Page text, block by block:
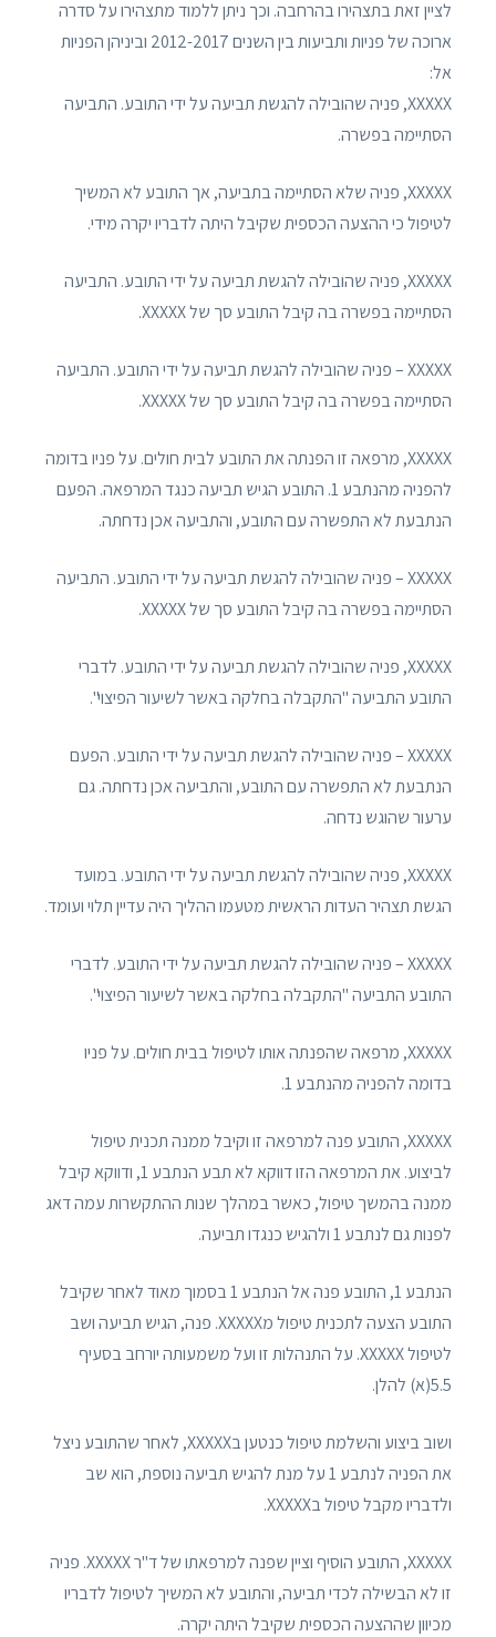
לציין זאת בתצהירו בהרחבה. וכך ניתן ללמוד מתצהירו על סדרה
ארוכה של פניות ותביעות בין השנים 2012-2017 וביניהן הפניות
אל:
XXXXX, פניה שהובילה להגשת תביעה על ידי התובע. התביעה
הסתיימה בפשרה.
XXXXX, פניה שלא הסתיימה בתביעה, אך התובע לא המשיך
לטיפול כי ההצעה הכספית שקיבל היתה לדבריו יקרה מידי.
XXXXX, פניה שהובילה להגשת תביעה על ידי התובע. התביעה
הסתיימה בפשרה בה קיבל התובע סך של XXXXX.
XXXXX – פניה שהובילה להגשת תביעה על ידי התובע. התביעה
הסתיימה בפשרה בה קיבל התובע סך של XXXXX.
XXXXX, מרפאה זו הפנתה את התובע לבית חולים. על פניו בדומה
להפניה מהנתבע 1. התובע הגיש תביעה כנגד המרפאה. הפעם
הנתבעת לא התפשרה עם התובע, והתביעה אכן נדחתה.
XXXXX – פניה שהובילה להגשת תביעה על ידי התובע. התביעה
הסתיימה בפשרה בה קיבל התובע סך של XXXXX.
XXXXX, פניה שהובילה להגשת תביעה על ידי התובע. לדברי
התובע התביעה "התקבלה בחלקה באשר לשיעור הפיצוי".
XXXXX – פניה שהובילה להגשת תביעה על ידי התובע. הפעם
הנתבעת לא התפשרה עם התובע, והתביעה אכן נדחתה. גם
ערעור שהוגש נדחה.
XXXXX, פניה שהובילה להגשת תביעה על ידי התובע. במועד
הגשת תצהיר העדות הראשית מטעמו ההליך היה עדיין תלוי ועומד.
XXXXX – פניה שהובילה להגשת תביעה על ידי התובע. לדברי
התובע התביעה "התקבלה בחלקה באשר לשיעור הפיצוי".
XXXXX, מרפאה שהפנתה אותו לטיפול בבית חולים. על פניו
בדומה להפניה מהנתבע 1.
XXXXX, התובע פנה למרפאה זו וקיבל ממנה תכנית טיפול
לביצוע. את המרפאה הזו דווקא לא תבע הנתבע 1, ודווקא קיבל
ממנה בהמשך טיפול, כאשר במהלך שנות ההתקשרות עמה דאג
לפנות גם לנתבע 1 ולהגיש כנגדו תביעה.
הנתבע 1, התובע פנה אל הנתבע 1 בסמוך מאוד לאחר שקיבל
התובע הצעה לתכנית טיפול מXXXXX. פנה, הגיש תביעה ושב
לטיפול XXXXX. על התנהלות זו ועל משמעותה יורחב בסעיף
5.5(א) להלן.
ושוב ביצוע והשלמת טיפול כנטען בXXXXX, לאחר שהתובע ניצל
את הפניה לנתבע 1 על מנת להגיש תביעה נוספת, הוא שב
ולדבריו מקבל טיפול בXXXXX.
XXXXX, התובע הוסיף וציין שפנה למרפאתו של ד"ר XXXXX. פניה
זו לא הבשילה לכדי תביעה, והתובע לא המשיך לטיפול לדבריו
מכיוון שההצעה הכספית שקיבל היתה יקרה.